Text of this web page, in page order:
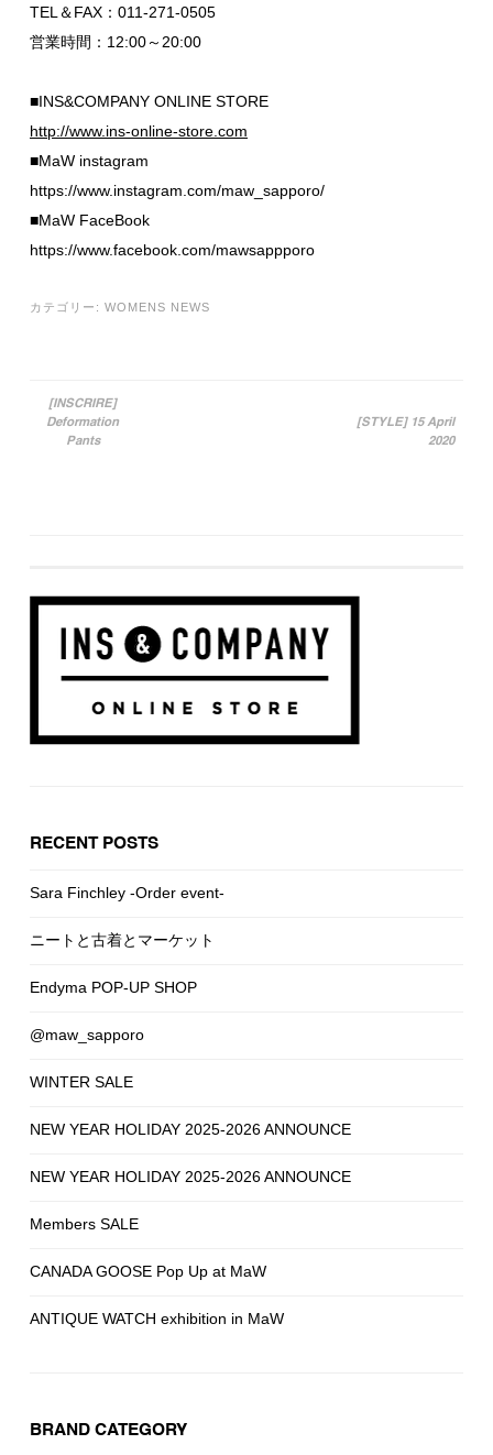
TEL＆FAX：011-271-0505
営業時間：12:00～20:00
■INS&COMPANY ONLINE STORE
http://www.ins-online-store.com
■MaW instagram
https://www.instagram.com/maw_sapporo/
■MaW FaceBook
https://www.facebook.com/mawsappporo
カテゴリー: WOMENS NEWS
投稿ナビゲーション
[INSCRIRE]
Deformation
Pants
[STYLE] 15 April
2020
RECENT POSTS
Sara Finchley -Order event-
ニートと古着とマーケット
Endyma POP-UP SHOP
@maw_sapporo
WINTER SALE
NEW YEAR HOLIDAY 2025-2026 ANNOUNCE
NEW YEAR HOLIDAY 2025-2026 ANNOUNCE
Members SALE
CANADA GOOSE Pop Up at MaW
ANTIQUE WATCH exhibition in MaW
BRAND CATEGORY